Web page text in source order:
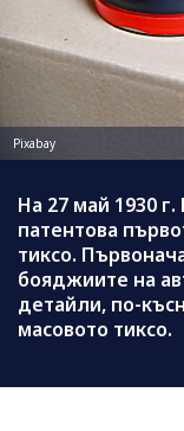
Pixabay
На 27 май 1930
патентова
тиксо.
бояджиите на
детайли, по-
масовото тиксо.